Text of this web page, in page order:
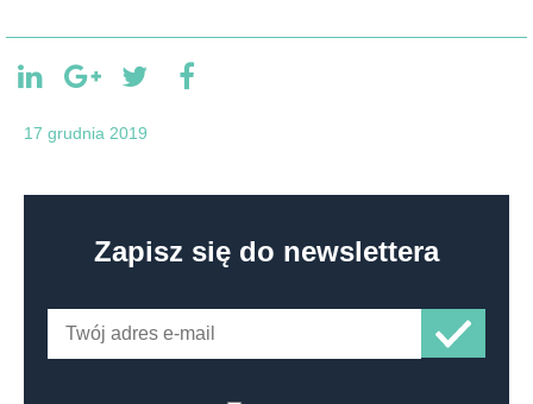
17 grudnia 2019
Zapisz się do newslettera